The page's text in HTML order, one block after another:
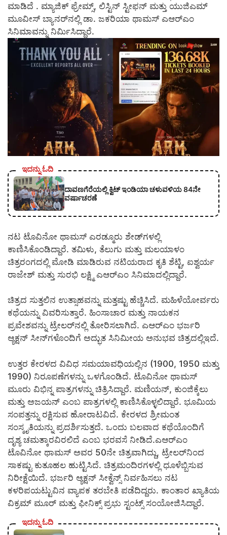
ಮಾಡಿದೆ . ಮ್ಯಾಜಿಕ್ ಫ್ರೇಮ್ಸ್, ಲಿಸ್ಟಿನ್ ಸ್ಟೀಫನ್ ಮತ್ತು ಯುಜಿಎಮ್‌
ಮೂವೀಸ್ ಬ್ಯಾನರ್‌ನಲ್ಲಿ ಡಾ. ಜಕರಿಯಾ ಥಾಮಸ್ ಎಆರ್‌ಎಂ
ಸಿನಿಮಾವನ್ನು ನಿರ್ಮಿಸಿದ್ದಾರೆ.
ಇದನ್ನು ಓದಿ
ದಾವಣಗೆರೆಯಲ್ಲಿ ಕ್ವಿಟ್ ಇಂಡಿಯಾ ಚಳುವಳಿಯ 84ನೇ
ವರ್ಷಾಚರಣೆ
ನಟ ಟೊವಿನೋ ಥಾಮಸ್‌ ಎರಡ್ಮೂರು ಶೇಡ್‌ಗಳಲ್ಲಿ
ಕಾಣಿಸಿಕೊಂಡಿದ್ದಾರೆ. ತಮಿಳು, ತೆಲುಗು ಮತ್ತು ಮಲಯಾಳಂ
ಚಿತ್ರರಂಗದಲ್ಲಿ ಮೋಡಿ ಮಾಡಿರುವ ನಟಿಯರಾದ ಕೃತಿ ಶೆಟ್ಟಿ, ಐಶ್ವರ್ಯ
ರಾಜೇಶ್ ಮತ್ತು ಸುರಭಿ ಲಕ್ಷ್ಮಿ ಎಆರ್‌ಎಂ ಸಿನಿಮಾದಲ್ಲಿದ್ದಾರೆ.
ಚಿತ್ರದ ಸುತ್ತಲಿನ ಉತ್ಸಾಹವನ್ನು ಮತ್ತಷ್ಟು ಹೆಚ್ಚಿಸಿದೆ. ಮಹಿಳೆಯೋರ್ವರು
ಕಥೆಯನ್ನು ವಿವರಿಸುತ್ತಾರೆ. ಹಿಂಸಾಚಾರ ಮತ್ತು ನಾಯಕನ
ಪ್ರವೇಶವನ್ನು ಟ್ರೇಲರ್​ನಲ್ಲಿ ತೋರಿಸಲಾಗಿದೆ. ಎಆರ್​​ಎಂ ಭರ್ಜರಿ
ಆ್ಯಕ್ಷನ್​ ಸೀನ್​ಗಳೊಂದಿಗೆ ಅದ್ಭುತ ಸಿನಿಮೀಯ ಅನುಭವ ಚಿತ್ರದಲ್ಲಿಇದೆ.
ಉತ್ತರ ಕೇರಳದ ವಿವಿಧ ಸಮಯಾವಧಿಯಲ್ಲಿನ (1900, 1950 ಮತ್ತು
1990) ನಿರೂಪಣೆಗಳನ್ನು ಒಳಗೊಂಡಿದೆ. ಟೊವಿನೋ ಥಾಮಸ್​​​
ಮೂರು ವಿಭಿನ್ನ ಪಾತ್ರಗಳನ್ನು ಚಿತ್ರಿಸಿದ್ದಾರೆ. ಮಣಿಯನ್, ಕುಂಜಿಕ್ಕೆಲು
ಮತ್ತು ಅಜಯನ್ ಎಂಬ ಪಾತ್ರಗಳಲ್ಲಿ ಕಾಣಿಸಿಕೊಳ್ಳಲಿದ್ದಾರೆ. ಭೂಮಿಯ
ಸಂಪತ್ತನ್ನು ರಕ್ಷಿಸುವ ಹೋರಾಟವಿದೆ. ಕೇರಳದ ಶ್ರೀಮಂತ
ಸಂಸ್ಕೃತಿಯನ್ನು ಪ್ರದರ್ಶಿಸುತ್ತದೆ. ಒಂದು ಬಲವಾದ ಕಥೆಯೊಂದಿಗೆ
ದೃಶ್ಯ ಚಮತ್ಕಾರವಿರಲಿದೆ ಎಂಬ ಭರವಸೆ ನೀಡಿದೆ.ಎಆರ್​​ಎಂ​​
ಟೊವಿನೋ ಥಾಮಸ್ ಅವರ 50ನೇ ಚಿತ್ರವಾಗಿದ್ದು, ಟ್ರೇಲರ್​ನಿಂದ
ಸಾಕಷ್ಟು ಕುತೂಹಲ ಹುಟ್ಟಿಸಿದೆ‌. ಚಿತ್ರಮಂದಿರಗಳಲ್ಲಿ ಧೂಳೆಬ್ಬಿಸುವ
ನಿರೀಕ್ಷೆಯಿದೆ. ಭರ್ಜರಿ ಆ್ಯಕ್ಷನ್ ಸೀಕ್ವೆನ್ಸ್‌ ನಿರ್ವಹಿಸಲು ನಟ
ಕಳರಿಪಯಟ್ಟುವಿನ ವ್ಯಾಪಕ ತರಬೇತಿ ಪಡೆದಿದ್ದರು. ಕಾಂತಾರ ಖ್ಯಾತಿಯ
ವಿಕ್ರಮ್ ಮೂರ್ ಮತ್ತು ಫೀನಿಕ್ಸ್ ಪ್ರಭು ಸ್ಟಂಟ್ಸ್ ಸಂಯೋಜಿಸಿದ್ದಾರೆ.
ಇದನ್ನು ಓದಿ